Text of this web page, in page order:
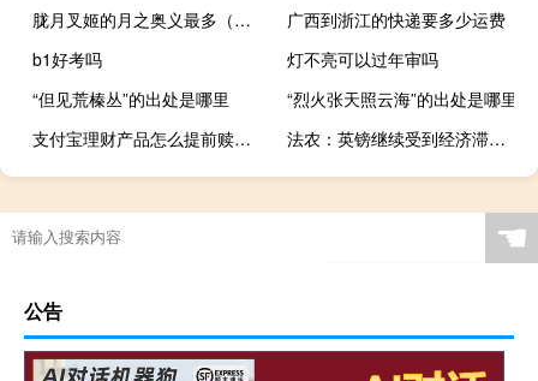
胧月叉姬的月之奥义最多（泷夜叉姬的月之奥义最多总计有多少种附加效果）
广西到浙江的快递要多少运费
b1好考吗
灯不亮可以过年审吗
“但见荒榛丛”的出处是哪里
“烈火张天照云海”的出处是哪里
支付宝理财产品怎么提前赎回（支付宝理财产品怎么申赎）
法农：英镑继续受到经济滞胀的威胁
☚
公告